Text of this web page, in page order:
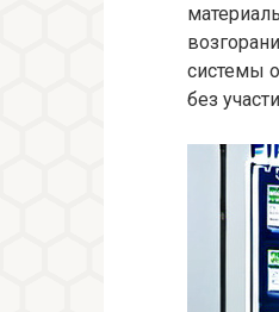
системы
без